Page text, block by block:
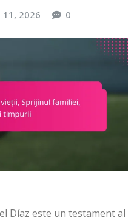
11, 2026 0
Díaz este un testament al